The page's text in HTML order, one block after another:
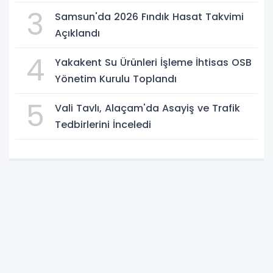
3
Samsun'da 2026 Fındık Hasat Takvimi
Açıklandı
4
Yakakent Su Ürünleri İşleme İhtisas OSB
Yönetim Kurulu Toplandı
5
Vali Tavlı, Alaçam'da Asayiş ve Trafik
Tedbirlerini İnceledi